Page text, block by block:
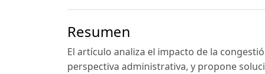
Resumen
El artículo analiza el impacto de la
perspectiva administrativa, y propone